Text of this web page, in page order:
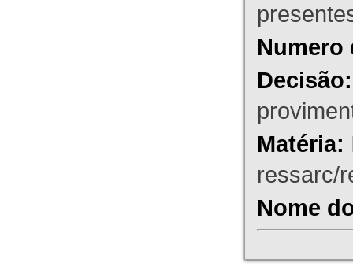
Numero
Decisão:
Matéria:
ressarc/
Nome